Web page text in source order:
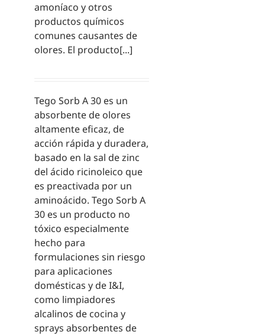
amoníaco y otros
productos químicos
comunes causantes de
olores. El producto[...]
Tego Sorb A 30 es un
absorbente de olores
altamente eficaz, de
acción rápida y duradera,
basado en la sal de zinc
del ácido ricinoleico que
es preactivada por un
aminoácido. Tego Sorb A
30 es un producto no
tóxico especialmente
hecho para
formulaciones sin riesgo
para aplicaciones
domésticas y de I&I,
como limpiadores
alcalinos de cocina y
sprays absorbentes de